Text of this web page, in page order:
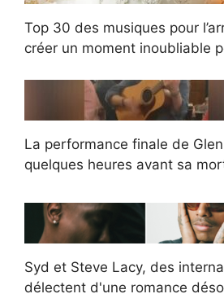
Top 30 des musiques pour
créer un moment inoubliable
La performance finale de
quelques heures avant sa
Syd et Steve Lacy, des
délectent d'une romance